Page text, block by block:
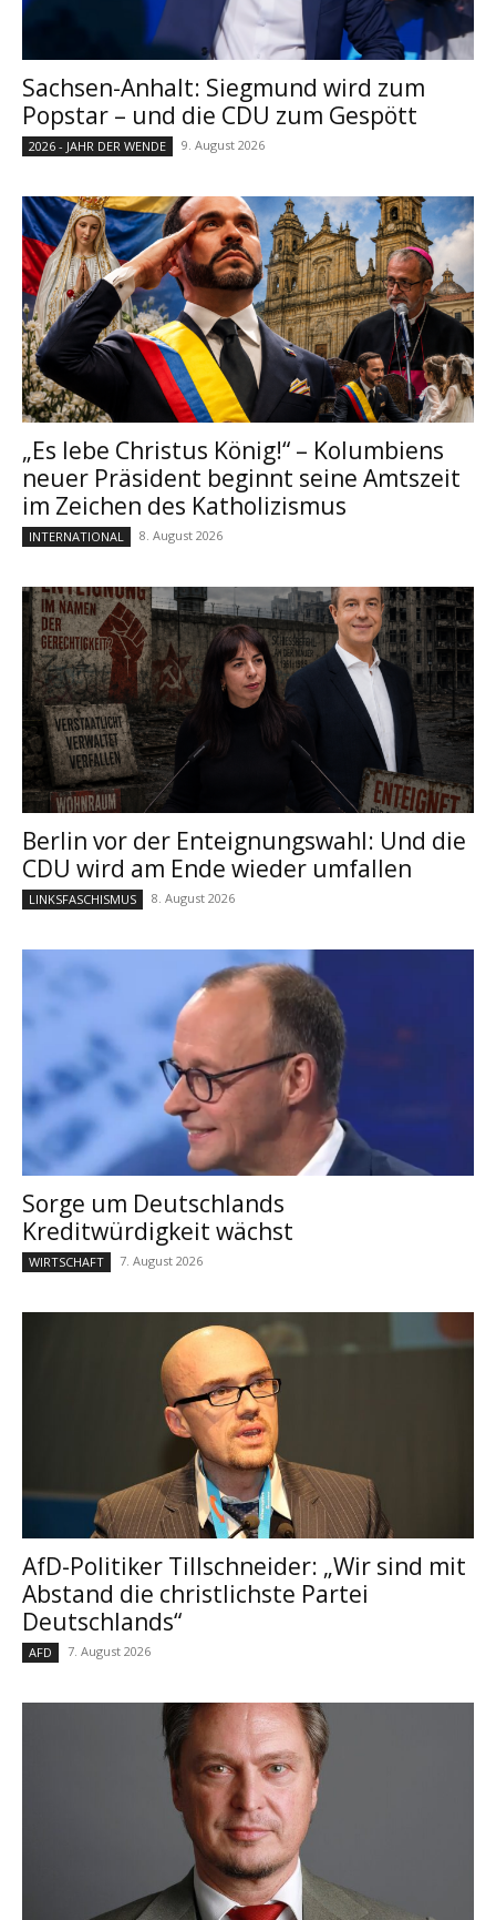
Sachsen-Anhalt: Siegmund wird zum
Popstar – und die CDU zum Gespött
2026 - JAHR DER WENDE 9. August 2026
„Es lebe Christus König!“ – Kolumbiens
neuer Präsident beginnt seine Amtszeit
im Zeichen des Katholizismus
INTERNATIONAL 8. August 2026
Berlin vor der Enteignungswahl: Und die
CDU wird am Ende wieder umfallen
LINKSFASCHISMUS 8. August 2026
Sorge um Deutschlands
Kreditwürdigkeit wächst
WIRTSCHAFT 7. August 2026
AfD-Politiker Tillschneider: „Wir sind mit
Abstand die christlichste Partei
Deutschlands“
AFD 7. August 2026